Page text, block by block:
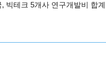
, 빅테크 5개사 연구개발비 합